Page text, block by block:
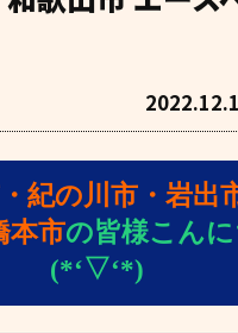
紀の川市・岩出
本市の皆様こん
(*‘▽‘*)